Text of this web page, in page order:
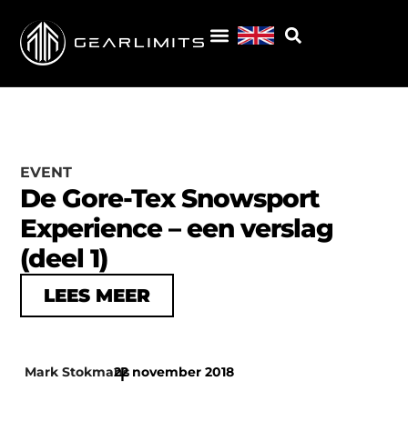
EVENT
De Gore-Tex Snowsport
Experience – een verslag
(deel 1)
LEES MEER
Mark Stokmans
|
22 november 2018